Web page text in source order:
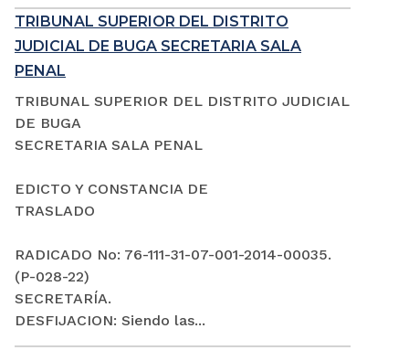
TRIBUNAL SUPERIOR DEL DISTRITO
JUDICIAL DE BUGA SECRETARIA SALA
PENAL
TRIBUNAL SUPERIOR DEL DISTRITO JUDICIAL
DE BUGA
SECRETARIA SALA PENAL
EDICTO Y CONSTANCIA DE
TRASLADO
RADICADO No: 76-111-31-07-001-2014-00035.
(P-028-22)
SECRETARÍA.
DESFIJACION: Siendo las...